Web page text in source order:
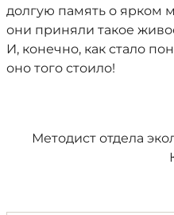
долгую память о ярком
они приняли такое
И, конечно, как стало
оно того стоило!
Методист отдела